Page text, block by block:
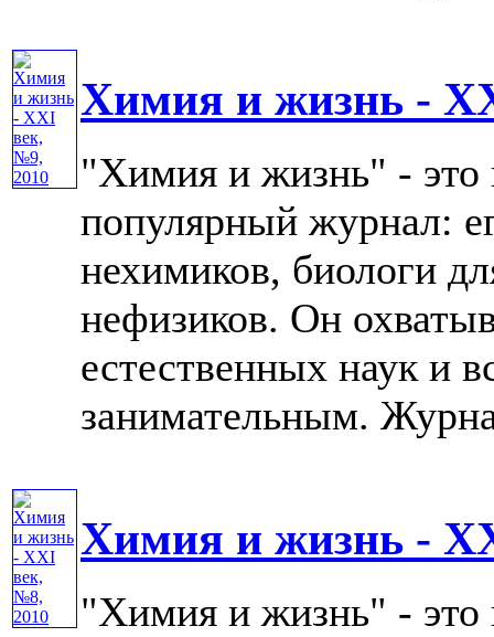
Химия и жизнь -
"Химия и жизнь" -
популярный журнал:
нехимиков, биологи
нефизиков. Он
естественных наук и
занимательным.
Химия и жизнь -
"Химия и жизнь" -